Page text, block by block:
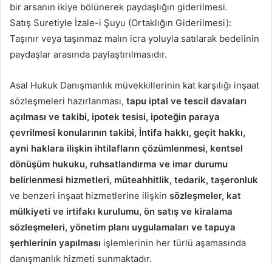
bir arsanın ikiye bölünerek paydaşlığın giderilmesi.
Satış Suretiyle İzale-i Şuyu (Ortaklığın Giderilmesi):
Taşınır veya taşınmaz malın icra yoluyla satılarak bedelinin
paydaşlar arasında paylaştırılmasıdır.
Asal Hukuk Danışmanlık müvekkillerinin kat karşılığı inşaat
sözleşmeleri hazırlanması, tapu iptal ve tescil davaları
açılması ve takibi, ipotek tesisi, ipoteğin paraya
çevrilmesi konularının takibi, İntifa hakkı, geçit hakkı,
ayni haklara ilişkin ihtilafların çözümlenmesi, kentsel
dönüşüm hukuku, ruhsatlandırma ve imar durumu
belirlenmesi hizmetleri, müteahhitlik, tedarik, taşeronluk
ve benzeri inşaat hizmetlerine ilişkin sözleşmeler, kat
mülkiyeti ve irtifakı kurulumu, ön satış ve kiralama
sözleşmeleri, yönetim planı uygulamaları ve tapuya
şerhlerinin yapılması işlemlerinin her türlü aşamasında
danışmanlık hizmeti sunmaktadır.